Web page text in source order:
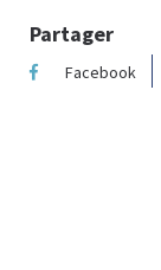
Partager
Facebook